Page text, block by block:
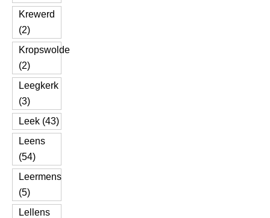
Krewerd
(2)
Kropswolde
(2)
Leegkerk
(3)
Leek (43)
Leens
(54)
Leermens
(5)
Lellens